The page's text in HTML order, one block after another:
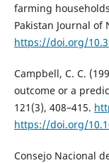
farming
Pakistan Journal of
https://doi.org/
Campbell, C. C.
outcome or a
121(3), 408–415.
https://doi.org/
Consejo Nacional